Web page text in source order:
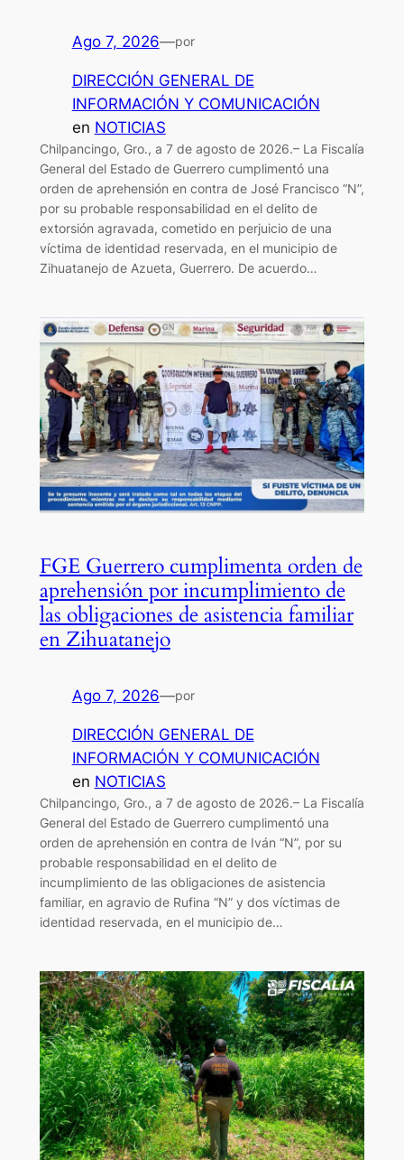
Ago 7, 2026—por
DIRECCIÓN GENERAL DE
INFORMACIÓN Y COMUNICACIÓN
en NOTICIAS
Chilpancingo, Gro., a 7 de agosto de 2026.– La Fiscalía
General del Estado de Guerrero cumplimentó una
orden de aprehensión en contra de José Francisco “N”,
por su probable responsabilidad en el delito de
extorsión agravada, cometido en perjuicio de una
víctima de identidad reservada, en el municipio de
Zihuatanejo de Azueta, Guerrero. De acuerdo…
FGE Guerrero cumplimenta orden de
aprehensión por incumplimiento de
las obligaciones de asistencia familiar
en Zihuatanejo
Ago 7, 2026—por
DIRECCIÓN GENERAL DE
INFORMACIÓN Y COMUNICACIÓN
en NOTICIAS
Chilpancingo, Gro., a 7 de agosto de 2026.– La Fiscalía
General del Estado de Guerrero cumplimentó una
orden de aprehensión en contra de Iván “N”, por su
probable responsabilidad en el delito de
incumplimiento de las obligaciones de asistencia
familiar, en agravio de Rufina “N” y dos víctimas de
identidad reservada, en el municipio de…